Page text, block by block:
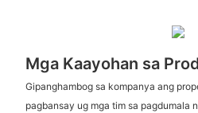
Mga Kaayohan sa
Gipanghambog sa kompanya ang
pagbansay ug mga tim sa pagdumala